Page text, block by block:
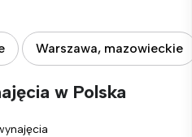
Warszawa, mazowieckie
w Polska